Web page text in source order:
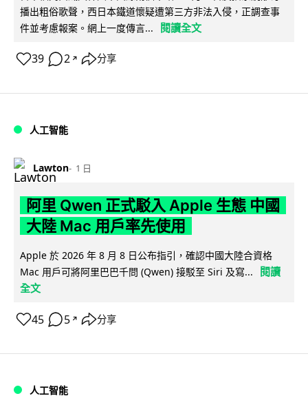
播出粗俗歌聲，西日本鐵道懷疑遭第三方非法入侵，正調查事
件並考慮報案。網上一度傳言...
閱讀全文
39 2 ↗ 分享
人工智能
Lawton 1 日
阿里 Qwen 正式駁入 Apple 生態 中國
大陸 Mac 用戶率先使用
Apple 於 2026 年 8 月 8 日公布指引，確認中國大陸合資格
Mac 用戶可將阿里巴巴千問 (Qwen) 接駁至 Siri 及寫...
閱讀
全文
45 5 ↗ 分享
人工智能